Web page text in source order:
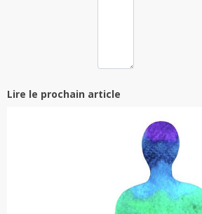
Lire le prochain article